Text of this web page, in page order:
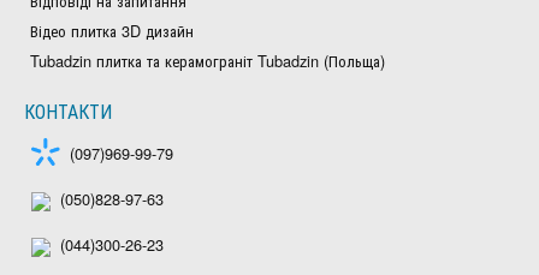
Відео плитка 3D дизайн
Tubadzin плитка та керамограніт Tubadzin (Польща)
КОНТАКТИ
(097)969-99-79
(050)828-97-63
(044)300-26-23